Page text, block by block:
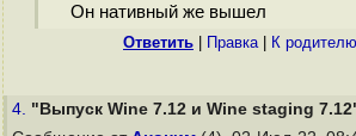
Он нативный же вышел
Ответить Правка| К
4. "Выпуск Wine 7.12 и Wine staging